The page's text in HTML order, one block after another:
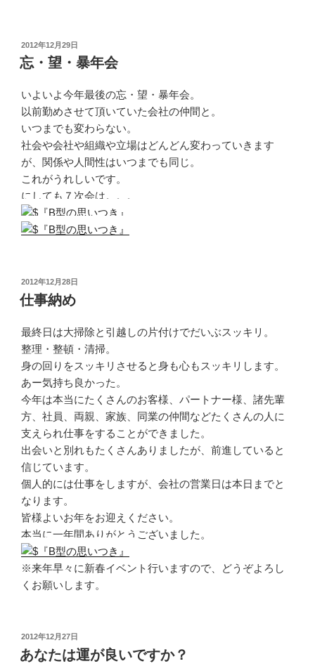
投
稿
日:
2012年12月29日
忘・望・暴年会
いよいよ今年最後の忘・望・暴年会。
以前勤めさせて頂いていた会社の仲間と。
いつまでも変わらない。
社会や会社や組織や立場はどんどん変わっていきます
が、関係や人間性はいつまでも同じ。
これがうれしいです。
にしても７次会は。。。
投
稿
日:
2012年12月28日
仕事納め
最終日は大掃除と引越しの片付けでだいぶスッキリ。
整理・整頓・清掃。
身の回りをスッキリさせると身も心もスッキリします。
あー気持ち良かった。
今年は本当にたくさんのお客様、パートナー様、諸先輩
方、社員、両親、家族、同業の仲間などたくさんの人に
支えられ仕事をすることができました。
出会いと別れもたくさんありましたが、前進していると
信じています。
個人的には仕事をしますが、会社の営業日は本日までと
なります。
皆様よいお年をお迎えください。
本当に一年間ありがとうございました。
※来年早々に新春イベント行いますので、どうぞよろし
くお願いします。
投
稿
日:
2012年12月27日
あなたは運が良いですか？